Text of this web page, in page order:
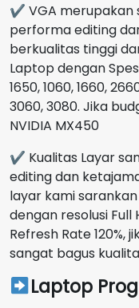
✔ VGA merupakan
performa editing
berkualitas tinggi
Laptop dengan
1650, 1060, 1660,
3060, 3080. Jika
NVIDIA MX450
✔ Kualitas Layar
editing dan
layar kami
dengan resolusi Full
Refresh Rate 120%,
sangat bagus
Laptop